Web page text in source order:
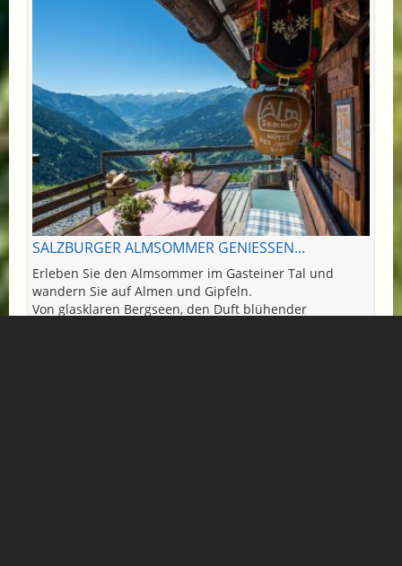
SALZBURGER ALMSOMMER GENIESSEN...
Erleben Sie den Almsommer im Gasteiner Tal und
wandern Sie auf Almen und Gipfeln.
Von glasklaren Bergseen, den Duft blühender